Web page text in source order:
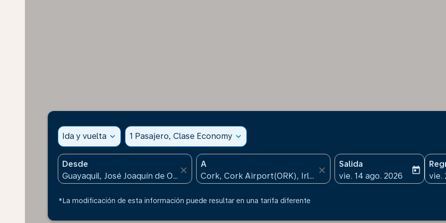
Ida y vuelta expand_more 1 Pasajero, Clase Economy expand_more
Desde
close
A
close
Salida
fc-booking-departure-
vie. 14 ago. 2026
today
fc-
vie.
*La modificación de esta información puede resultar en una tarifa diferente